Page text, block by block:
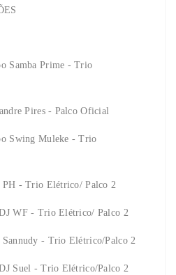
Samba Prime - Trio
Pires - Palco Oficial
Swing Muleke - Trio
- Trio Elétrico/ Palco 2
WF - Trio Elétrico/ Palco 2
- Trio Elétrico/Palco 2
Suel - Trio Elétrico/Palco 2